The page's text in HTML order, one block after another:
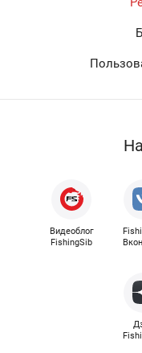
Видеоблог
FishingSib